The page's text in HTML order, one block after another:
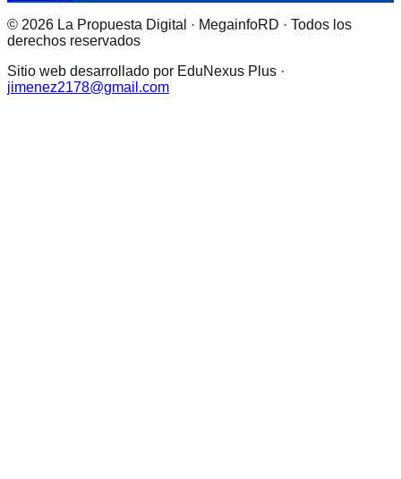
© 2026 La Propuesta Digital · MegainfoRD · Todos los
derechos reservados
Sitio web desarrollado por EduNexus Plus ·
jimenez2178@gmail.com